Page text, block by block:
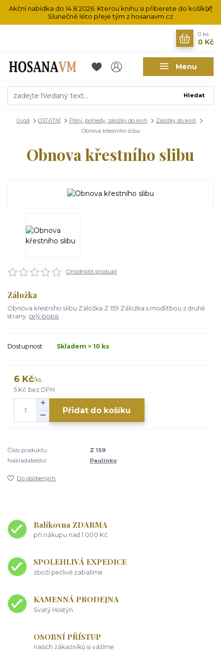
Akční nabídka do 14.8.2026. Kterou knihu si přiberete do košíku?
Slunečné léto přeje tým z hosanavm.cz
Menu
Hledat
0 ks
0 Kč
Úvod OSTATNÍ Přání, pohledy, záložky do knih
Záložky do knih
Obnova křestního slibu
Obnova křestního slibu
Ohodnotit produkt
Záložka
Obnova křestního slibu Záložka Z 159 Záložka s modlitbou z druhé
strany. celý popis
Dostupnost Skladem > 10 ks
6 Kč/ks
5 Kč bez DPH
Přidat do košíku
Číslo produktu:
Z 159
Nakladatelství:
Paulínky
Do oblíbených
Balíkovna ZDARMA
při nákupu nad 1 000 Kč
SPOLEHLIVÁ EXPEDICE
zboží pečlivě zabalíme
KAMENNÁ PRODEJNA
Svatý Hostýn
OSOBNÍ PŘÍSTUP
našich zákazníků si vážíme